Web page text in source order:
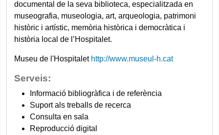
documental de la seva biblioteca, especialitzada en
museografia, museologia, art, arqueologia, patrimoni
històric i artístic, memòria històrica i democràtica i
història local de l’Hospitalet.
Museu de l'Hospitalet http://www.museul-h.cat
Serveis:
Informació bibliogràfica i de referència
Suport als treballs de recerca
Consulta en sala
Reproducció digital